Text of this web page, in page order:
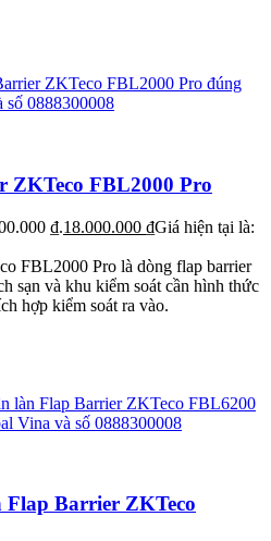
ZKTeco FBL2000 Pro
₫.18.000.000 ₫Giá hiện tại là:
FBL2000 Pro là dòng flap barrier
sạn và khu kiểm soát cần hình thức
hợp kiểm soát ra vào.
Barrier ZKTeco